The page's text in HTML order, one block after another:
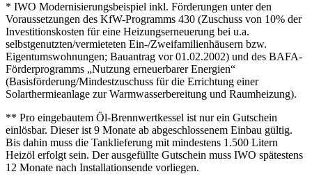
* IWO Modernisierungsbeispiel inkl. Förderungen unter den
Voraussetzungen des KfW-Programms 430 (Zuschuss von 10% der
Investitionskosten für eine Heizungserneuerung bei u.a.
selbstgenutzten/vermieteten Ein-/Zweifamilienhäusern bzw.
Eigentumswohnungen; Bauantrag vor 01.02.2002) und des BAFA-
Förderprogramms „Nutzung erneuerbarer Energien“
(Basisförderung/Mindestzuschuss für die Errichtung einer
Solarthermieanlage zur Warmwasserbereitung und Raumheizung).
** Pro eingebautem Öl-Brennwertkessel ist nur ein Gutschein
einlösbar. Dieser ist 9 Monate ab abgeschlossenem Einbau gültig.
Bis dahin muss die Tanklieferung mit mindestens 1.500 Litern
Heizöl erfolgt sein. Der ausgefüllte Gutschein muss IWO spätestens
12 Monate nach Installationsende vorliegen.